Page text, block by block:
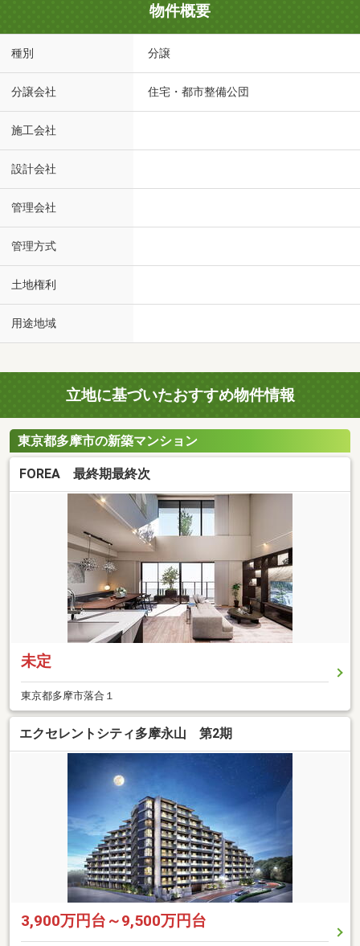
物件概要
種別 分譲
分譲会社 住宅・都市整備公団
施工会社
設計会社
管理会社
管理方式
土地権利
用途地域
立地に基づいたおすすめ物件情報
東京都多摩市の新築マンション
FOREA 最終期最終次
未定
東京都多摩市落合１
エクセレントシティ多摩永山 第2期
3,900万円台～9,500万円台